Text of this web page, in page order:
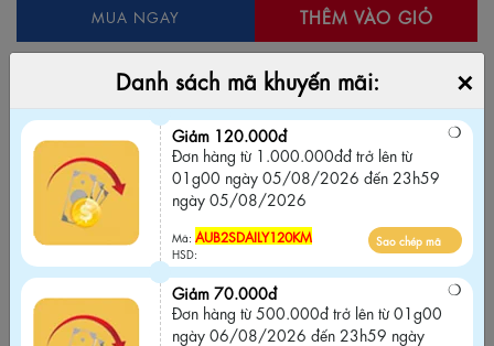
MUA NGAY THÊM VÀO GIỎ
Giảm 120.000đ
Đơn hàng từ 1.000.000đđ trở lên từ 01g00
ngày 05/08/2026 đến 23h59 ngày
05/08/2026
Mã:
HSD:
Giảm 70.000đ
Đơn hàng từ 500.000đ trở lên từ 01g00
ngày 06/08/2026 đến 23h59 ngày
Danh sách mã khuyến mãi: ×
Giảm 120.000đ
Đơn hàng từ 1.000.000đđ trở lên từ
01g00 ngày 05/08/2026 đến 23h59
ngày 05/08/2026
Mã: AUB2SDAILY120KM
HSD:
Sao chép mã
Giảm 70.000đ
Đơn hàng từ 500.000đ trở lên từ 01g00
ngày 06/08/2026 đến 23h59 ngày